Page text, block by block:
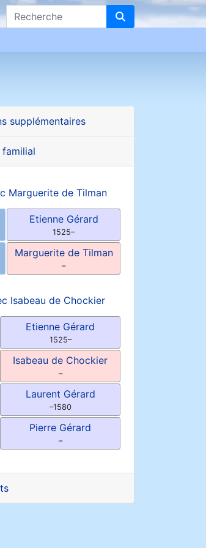
Recherche
supplémentaires
Marguerite de Tilman
Etienne Gérard
1525–
Marguerite de Tilman
–
Isabeau de Chockier
Etienne Gérard
1525–
Isabeau de Chockier
–
Laurent Gérard
–1580
Pierre Gérard
–